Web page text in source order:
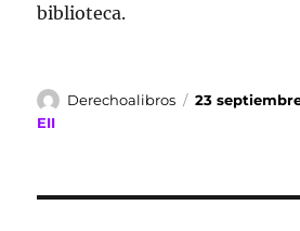
biblioteca.
Autor
Derechoalibros
Publicado
23
EII